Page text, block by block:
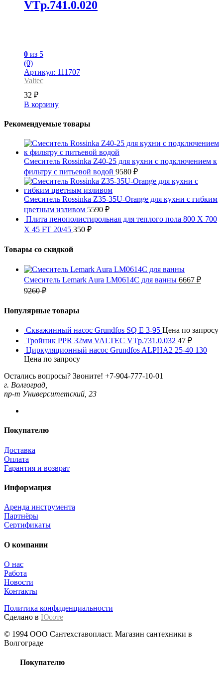
VTp.741.0.020
0 из 5
(0)
Артикул: 111707
Valtec
32 ₽
В корзину
Рекомендуемые товары
Смеситель Rossinka Z40-25 для кухни с подключением к
фильтру с питьевой водой 9580 ₽
Смеситель Rossinka Z35-35U-Orange для кухни с гибким
цветным изливом 5590 ₽
Плита пенополистирольная для теплого пола 800 X 700
X 45 FT 20/45 350 ₽
Товары со скидкой
Смеситель Lemark Aura LM0614C для ванны 6667 ₽
9260₽
Популярные товары
Скважинный насос Grundfos SQ E 3-95 Цена по запросу
Тройник PPR 32мм VALTEC VTp.731.0.032 47 ₽
Циркуляционный насос Grundfos ALPHA2 25-40 130
Цена по запросу
Остались вопросы? Звоните! +7-904-777-10-01
г. Волгоград,
пр-т Университетский, 23
Покупателю
Доставка
Оплата
Гарантия и возврат
Информация
Аренда инструмента
Партнёры
Сертификаты
О компании
О нас
Работа
Новости
Контакты
Политика конфиденциальности
Сделано в Юсоте
© 1994 ООО Сантехставопласт. Магазин сантехники в
Волгограде
Покупателю